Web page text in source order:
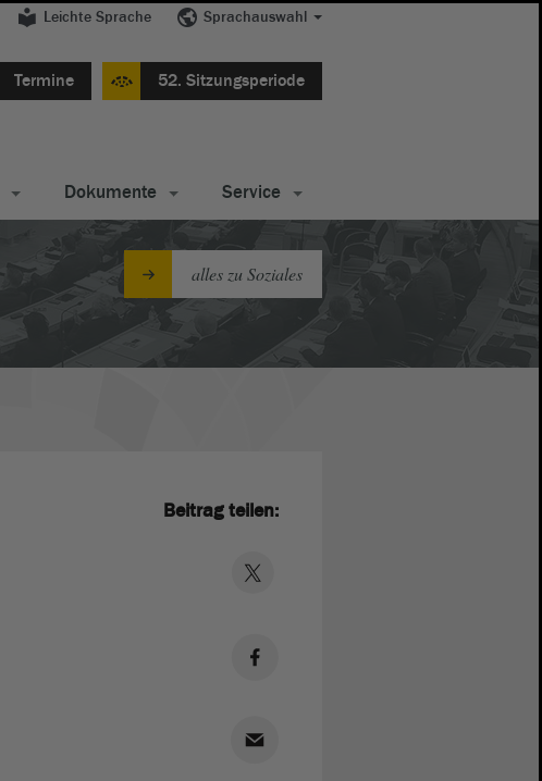
Leichte Sprache Sprachauswahl
Termine 52. Sitzungsperiode
Dokumente Service
alles zu Soziales
Beitrag teilen: